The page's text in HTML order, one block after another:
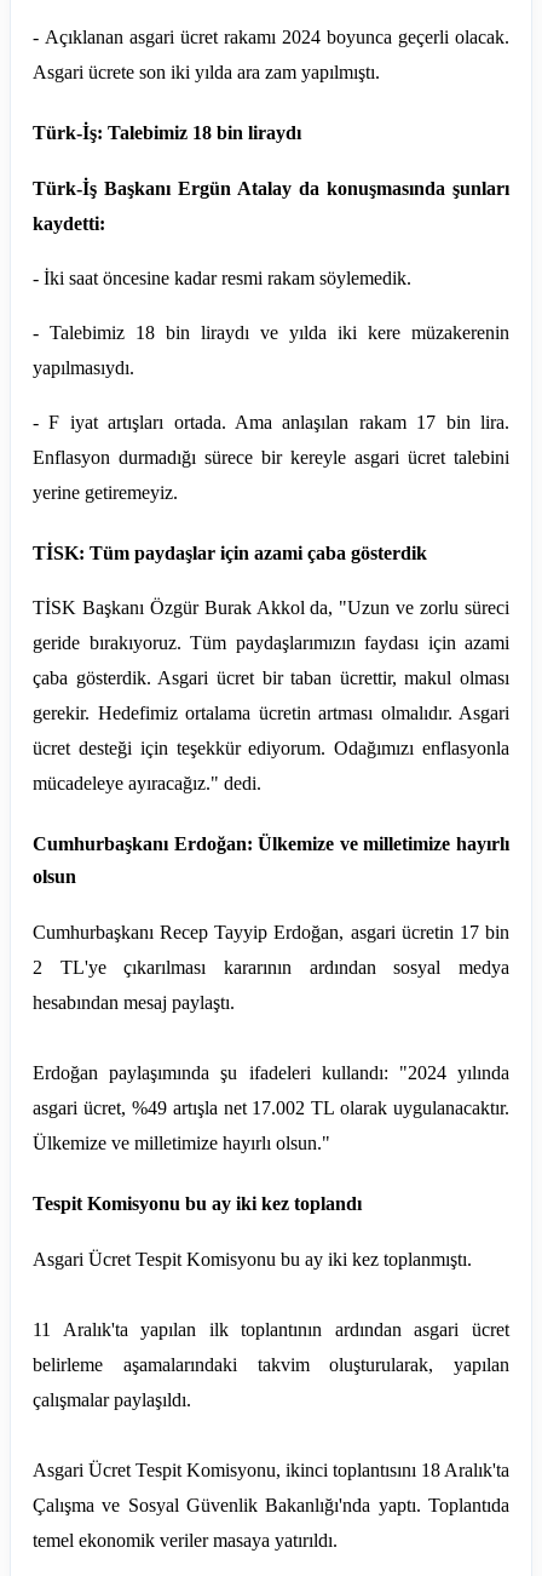
- Açıklanan asgari ücret rakamı 2024 boyunca geçerli olacak.
Asgari ücrete son iki yılda ara zam yapılmıştı.
Türk-İş: Talebimiz 18 bin liraydı
Türk-İş Başkanı Ergün Atalay da konuşmasında şunları
kaydetti:
- İki saat öncesine kadar resmi rakam söylemedik.
- Talebimiz 18 bin liraydı ve yılda iki kere müzakerenin
yapılmasıydı.
- F iyat artışları ortada. Ama anlaşılan rakam 17 bin lira.
Enflasyon durmadığı sürece bir kereyle asgari ücret talebini
yerine getiremeyiz.
TİSK: Tüm paydaşlar için azami çaba gösterdik
TİSK Başkanı Özgür Burak Akkol da, "Uzun ve zorlu süreci
geride bırakıyoruz. Tüm paydaşlarımızın faydası için azami
çaba gösterdik. Asgari ücret bir taban ücrettir, makul olması
gerekir. Hedefimiz ortalama ücretin artması olmalıdır. Asgari
ücret desteği için teşekkür ediyorum. Odağımızı enflasyonla
mücadeleye ayıracağız." dedi.
Cumhurbaşkanı Erdoğan: Ülkemize ve milletimize hayırlı
olsun
Cumhurbaşkanı Recep Tayyip Erdoğan, asgari ücretin 17 bin
2 TL'ye çıkarılması kararının ardından sosyal medya
hesabından mesaj paylaştı.
Erdoğan paylaşımında şu ifadeleri kullandı: "2024 yılında
asgari ücret, %49 artışla net 17.002 TL olarak uygulanacaktır.
Ülkemize ve milletimize hayırlı olsun."
Tespit Komisyonu bu ay iki kez toplandı
Asgari Ücret Tespit Komisyonu bu ay iki kez toplanmıştı.
11 Aralık'ta yapılan ilk toplantının ardından asgari ücret
belirleme aşamalarındaki takvim oluşturularak, yapılan
çalışmalar paylaşıldı.
Asgari Ücret Tespit Komisyonu, ikinci toplantısını 18 Aralık'ta
Çalışma ve Sosyal Güvenlik Bakanlığı'nda yaptı. Toplantıda
temel ekonomik veriler masaya yatırıldı.